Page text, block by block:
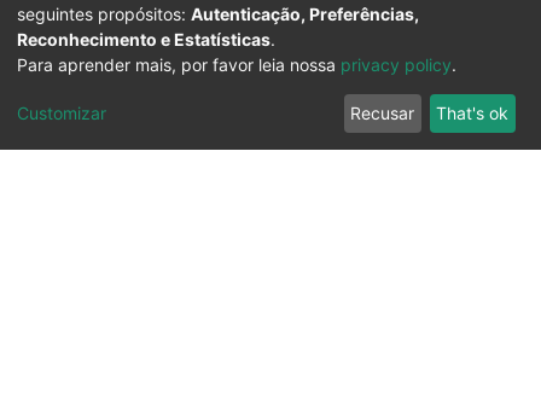
seguintes propósitos: Autenticação, Preferências,
Reconhecimento e Estatísticas.
Para aprender mais, por favor leia nossa privacy policy.
Customizar Recusar That's ok